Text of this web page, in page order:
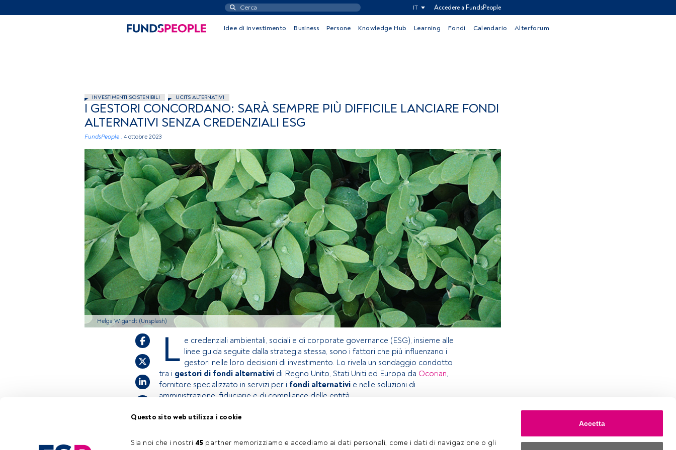
Questo sito web utilizza i cookie
Sia noi che i nostri 45 partner memorizziamo e accediamo ai dati personali, come i dati di navigazione o gli
Accetta
IT Accedere a FundsPeople
Idee di investimento Business Persone Knowledge Hub Learning Fondi Calendario Alterforum
INVESTIMENTI SOSTENIBILI UCITS ALTERNATIVI
I GESTORI CONCORDANO: SARÀ SEMPRE PIÙ DIFFICILE LANCIARE FONDI
ALTERNATIVI SENZA CREDENZIALI ESG
FundsPeople . 4 ottobre 2023
Helga Wigandt (Unsplash)
L e credenziali ambientali, sociali e di corporate governance (ESG), insieme alle
linee guida seguite dalla strategia stessa, sono i fattori che più influenzano i
gestori nelle loro decisioni di investimento. Lo rivela un sondaggio condotto
tra i gestori di fondi alternativi di Regno Unito, Stati Uniti ed Europa da Ocorian,
fornitore specializzato in servizi per i fondi alternativi e nelle soluzioni di
amministrazione, fiduciarie e di compliance delle entità.
accedi tramite il pulsante Login. Se non hai ancora un account, ti invitiamo a